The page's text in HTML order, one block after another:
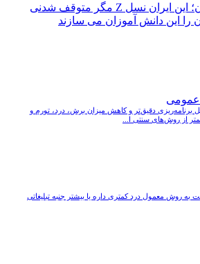
سیلیکن ولیِ تهران؛ این ایران نسل Z مگر متوقف شدنی
را این دانش آموزان می سازند
عمومی
برنامه‌ریزی دقیق‌تر و کاهش میزان برش، درد، تورم و
از روش‌های سنتی ا...
به روش معمول درد کمتری داره یا بیشتر جنبه تبلیغاتی